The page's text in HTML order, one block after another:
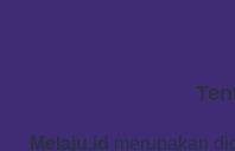
Melaju.id merupakan